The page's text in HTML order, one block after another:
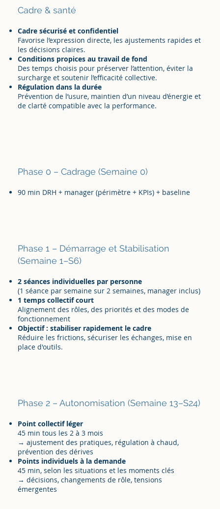
Cadre & santé
Cadre sécurisé et confidentiel
Favorise l’expression directe, les ajustements rapides et
les décisions claires.
Conditions propices au travail de fond
Des temps choisis pour préserver l’attention, éviter la
surcharge et soutenir l’efficacité collective.
Régulation dans la durée
Prévention de l’usure, maintien d’un niveau d’énergie et
de clarté compatible avec la performance.
Phase 0 – Cadrage (Semaine 0)
90 min DRH + manager (périmètre + KPIs) + baseline
Phase 1 – Démarrage et Stabilisation
(Semaine 1–S6)
2 séances individuelles par personne
(1 séance par semaine sur 2 semaines, manager inclus)
1 temps collectif court
Alignement des rôles, des priorités et des modes de
fonctionnement
Objectif : stabiliser rapidement le cadre
Réduire les frictions, sécuriser les échanges, mise en
place d'outils.
Phase 2 – Autonomisation (Semaine 13–S24)
Point collectif léger
45 min tous les 2 à 3 mois
→ ajustement des pratiques, régulation à chaud,
prévention des dérives
Points individuels à la demande
45 min, selon les situations et les moments clés
→ décisions, changements de rôle, tensions
émergentes